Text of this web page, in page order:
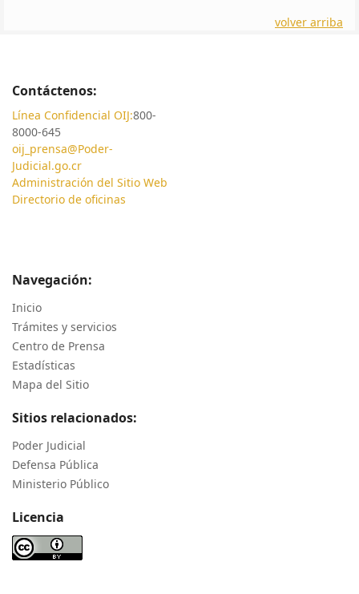
volver arriba
Contáctenos:
Línea Confidencial OIJ:800-
8000-645
oij_prensa@Poder-
Judicial.go.cr
Administración del Sitio Web
Directorio de oficinas
Navegación:
Inicio
Trámites y servicios
Centro de Prensa
Estadísticas
Mapa del Sitio
Sitios relacionados:
Poder Judicial
Defensa Pública
Ministerio Público
Licencia